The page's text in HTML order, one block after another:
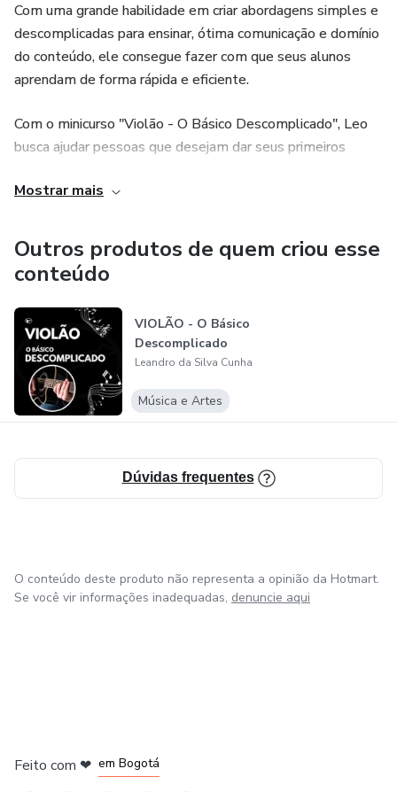
Com uma grande habilidade em criar abordagens simples e
descomplicadas para ensinar, ótima comunicação e domínio
do conteúdo, ele consegue fazer com que seus alunos
aprendam de forma rápida e eficiente.
Com o minicurso "Violão - O Básico Descomplicado", Leo
busca ajudar pessoas que desejam dar seus primeiros
que aprender música e tocar um instrumento musical é
Sua maior motivação é ver seus alunos saírem do zero no
violão e alcançarem resultados animadores em um curto
espaço de tempo. Com o caminho certo e e bem definido,
Leo acredita que qualquer pessoa pode aprender música..
Se você está procurando uma forma descomplicada de
aprender violão e obter resultados rápidos, conte com Leo
Cunha e o "Violão - O Básico Descomplicado". Tenha
objetivo.
Mostrar mais
Outros produtos de quem criou esse
conteúdo
VIOLÃO - O Básico
Descomplicado
Leandro da Silva Cunha
Música e Artes
Dúvidas frequentes
O conteúdo deste produto não representa a opinião da Hotmart.
Se você vir informações inadequadas, denuncie aqui
Feito com ❤ em Bogotá